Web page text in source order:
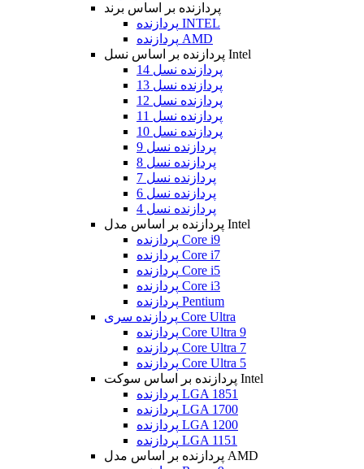
پردازنده بر اساس برند
پردازنده INTEL
پردازنده AMD
پردازنده بر اساس نسل Intel
پردازنده نسل 14
پردازنده نسل 13
پردازنده نسل 12
پردازنده نسل 11
پردازنده نسل 10
پردازنده نسل 9
پردازنده نسل 8
پردازنده نسل 7
پردازنده نسل 6
پردازنده نسل 4
پردازنده بر اساس مدل Intel
پردازنده Core i9
پردازنده Core i7
پردازنده Core i5
پردازنده Core i3
پردازنده Pentium
پردازنده سری Core Ultra
پردازنده Core Ultra 9
پردازنده Core Ultra 7
پردازنده Core Ultra 5
پردازنده بر اساس سوکت Intel
پردازنده LGA 1851
پردازنده LGA 1700
پردازنده LGA 1200
پردازنده LGA 1151
پردازنده بر اساس مدل AMD